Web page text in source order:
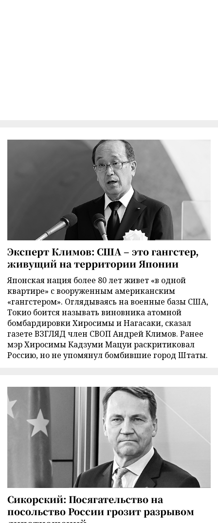
Эксперт Климов: США – это гангстер,
живущий на территории Японии
Японская нация более 80 лет живет «в одной
квартире» с вооруженным американским
«гангстером». Оглядываясь на военные базы США,
Токио боится называть виновника атомной
бомбардировки Хиросимы и Нагасаки, сказал
газете ВЗГЛЯД член СВОП Андрей Климов. Ранее
мэр Хиросимы Кадзуми Мацуи раскритиковал
Россию, но не упомянул бомбившие город Штаты.
Сикорский: Посягательство на
посольство России грозит разрывом